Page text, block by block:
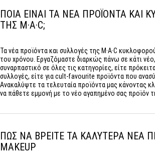
ΠΟΙΑ ΕΙΝΑΙ ΤΑ ΝΕΑ ΠΡΟΪΟΝΤΑ ΚΑΙ
ΤΗΣ M·A·C;
Τα νέα προϊόντα και συλλογές της M·A·C
του χρόνου. Εργαζόμαστε διαρκώς πάνω σε κάτι
συναρπαστικό σε όλες τις κατηγορίες, είτε
συλλογές, είτε για cult-favourite προϊόντα που
Ανακαλύψτε τα τελευταία προϊόντα μας κάνοντας
να πάθετε εμμονή με το νέο αγαπημένο σας προϊόν
ΠΩΣ ΝΑ ΒΡΕΙΤΕ ΤΑ ΚΑΛΥΤΕΡΑ ΝΕΑ
MAKEUP